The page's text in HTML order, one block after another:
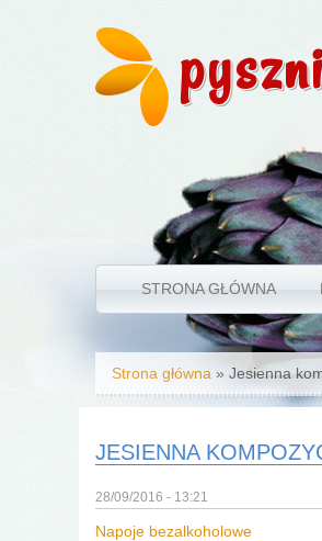
STRONA GŁÓWNA
Jesteś tutaj
Strona główna » Jesienna
JESIENNA
28/09/2016 - 13:21
Napoje bezalkoholowe